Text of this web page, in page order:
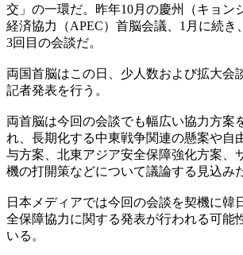
交」の一環だ。昨年10月の慶州（キョン
経済協力（APEC）首脳会議、1月に続き
3回目の会談だ。
両国首脳はこの日、少人数および拡大会
記者発表を行う。
両首脳は今回の会談でも幅広い協力方案
れ、長期化する中東戦争関連の懸案や自
与方案、北東アジア安全保障強化方案、
機の打開策などについて議論する見込み
日本メディアでは今回の会談を契機に韓
全保障協力に関する発表が行われる可能
いる。